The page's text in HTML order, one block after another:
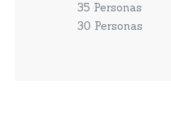
35 Personas
30 Personas